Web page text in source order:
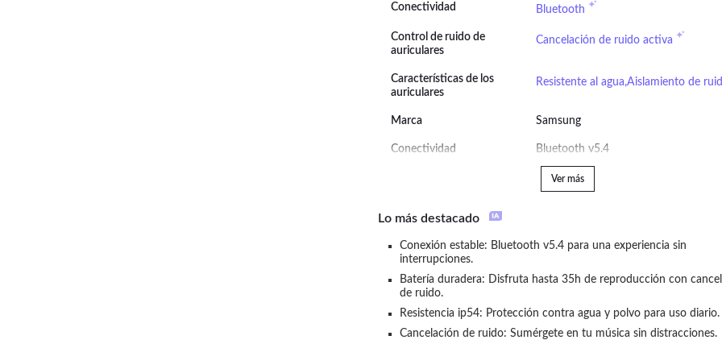
Conectividad Bluetooth
Control de ruido de
auriculares
Cancelación de ruido activa
Características de los
auriculares
Resistente al agua,Aislamiento de
Marca Samsung
Conectividad Bluetooth v5.4
Ver más
Lo más destacado
Conexión estable: Bluetooth v5.4 para una experiencia sin
interrupciones.
Batería duradera: Disfruta hasta 35h de reproducción con
de ruido.
Resistencia ip54: Protección contra agua y polvo para uso diario.
Cancelación de ruido: Sumérgete en tu música sin distracciones.